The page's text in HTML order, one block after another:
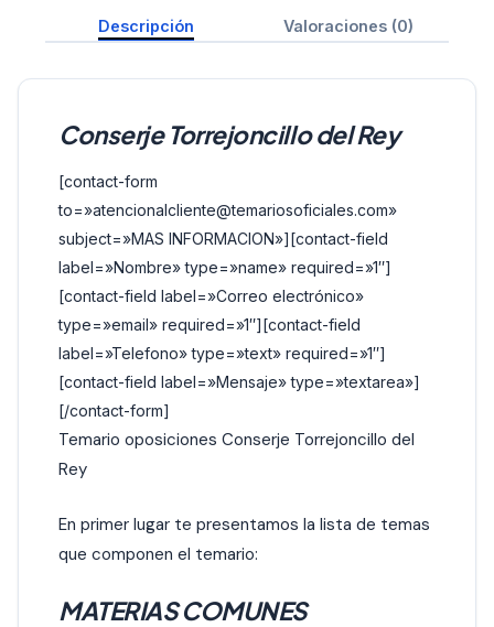
Descripción Valoraciones (0)
Conserje Torrejoncillo del Rey
[contact-form
to=»atencionalcliente@temariosoficiales.com»
subject=»MAS INFORMACION»][contact-field
label=»Nombre» type=»name» required=»1″]
[contact-field label=»Correo electrónico»
type=»email» required=»1″][contact-field
label=»Telefono» type=»text» required=»1″]
[contact-field label=»Mensaje» type=»textarea»]
[/contact-form]
Temario oposiciones Conserje Torrejoncillo del
Rey
En primer lugar te presentamos la lista de temas
que componen el temario:
MATERIAS COMUNES